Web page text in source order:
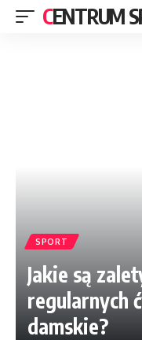
CENTRUM
SPORT
Jakie są
regularnych
damskie?